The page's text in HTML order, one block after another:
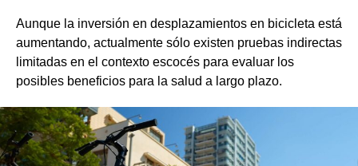
Aunque la inversión en desplazamientos en bicicleta está
aumentando, actualmente sólo existen pruebas indirectas
limitadas en el contexto escocés para evaluar los
posibles beneficios para la salud a largo plazo.